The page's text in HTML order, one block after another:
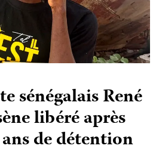
sénégalais René
libéré après
de détention